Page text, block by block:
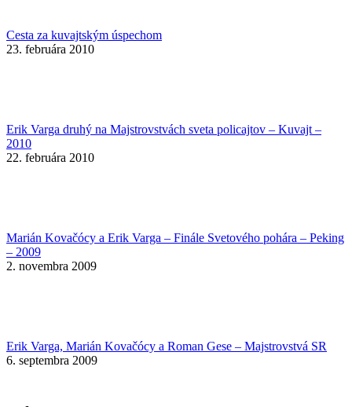
Cesta za kuvajtským úspechom
23. februára 2010
Erik Varga druhý na Majstrovstvách sveta policajtov – Kuvajt –
2010
22. februára 2010
Marián Kovačócy a Erik Varga – Finále Svetového pohára – Peking
– 2009
2. novembra 2009
Erik Varga, Marián Kovačócy a Roman Gese – Majstrovstvá SR
6. septembra 2009